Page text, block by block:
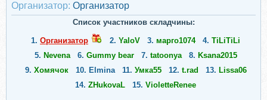
Организатор: Организатор
Список участников складчины:
1. Организатор 2. YaloV 3. марго1074 4. TiLiTiLi
5. Nevena 6. Gummy bear 7. tatoonya 8. Ksana2015
9. Хомячок 10. Elmina 11. Умка55 12. t.rad 13. Lissa06
14. ZHukovaL 15. VioletteRenee